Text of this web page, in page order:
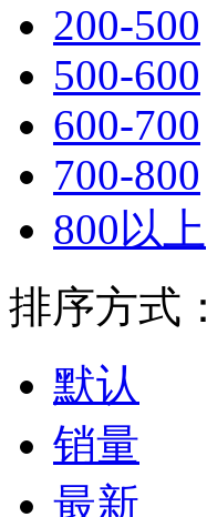
200-500
500-600
600-700
700-800
800以上
排序方式：
默认
销量
最新